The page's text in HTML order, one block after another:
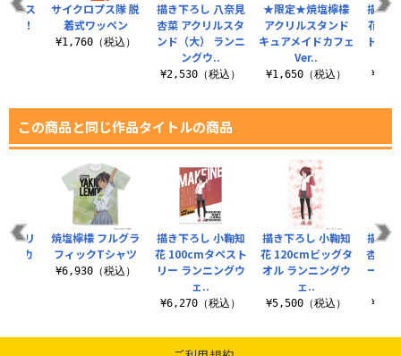
描き下ろし 八奈見
杏菜 アクリルスタ
ンド（大） ランニ
ングウ..
¥2,530（税込）
★限定★焼塩檸檬
アクリルスタンド
キュアメイドカフェ
Ver..
¥1,650（税込）
描き
花 ア
ド（
リルス
！
サイクロプス隊 脱
着式ワッペン
¥1,760（税込）
この商品と同じ作品タイトルの商品
描き下ろし 小鞠知
花 100cmタペスト
リー ランニングウ
ェ..
¥6,270（税込）
描き下ろし 小鞠知
花 120cmビッグタ
オル ランニングウ
ェ..
¥5,500（税込）
描き
杏菜
ー ラ
プリ
ンカ
焼塩檸檬 フルグラ
フィックTシャツ
¥6,930（税込）